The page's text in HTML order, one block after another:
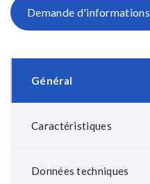
Demande d'informations
Général
Caractéristiques
Données techniques